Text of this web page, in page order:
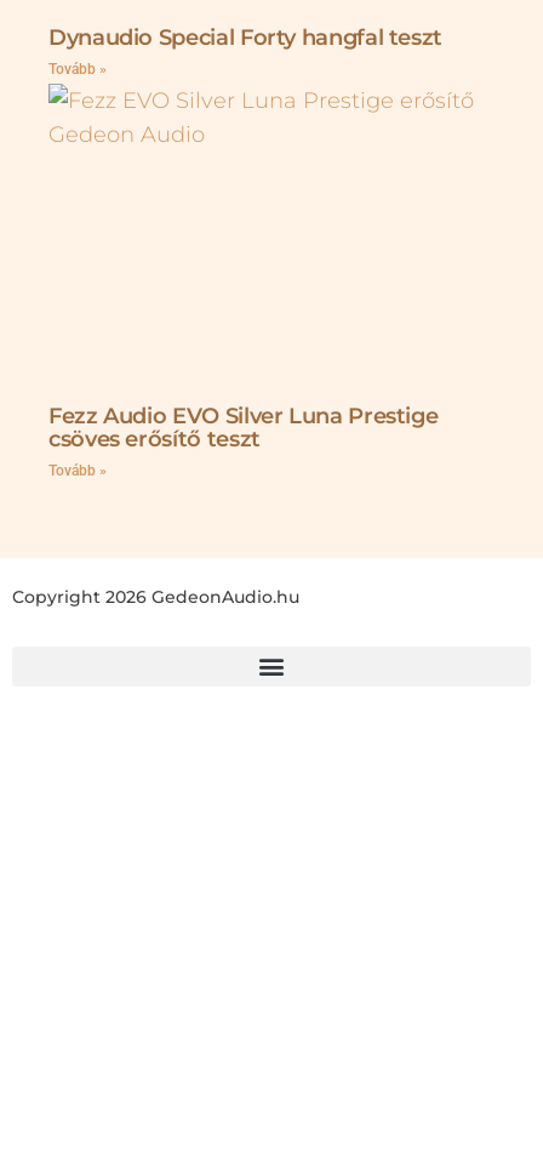
Dynaudio Special Forty hangfal teszt
Tovább »
Fezz Audio EVO Silver Luna Prestige
csöves erősítő teszt
Tovább »
Copyright 2026 GedeonAudio.hu